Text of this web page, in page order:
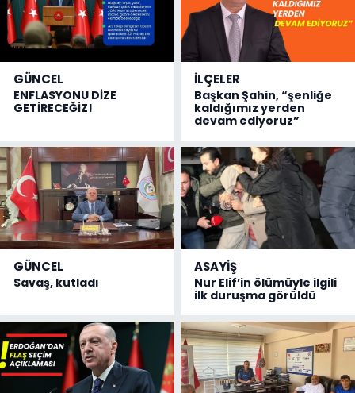
GÜNCEL
ENFLASYONU DİZE
GETİRECEĞİZ!
İLÇELER
Başkan Şahin, “şenliğe
kaldığımız yerden
devam ediyoruz”
GÜNCEL
Savaş, kutladı
ASAYİŞ
Nur Elif’in ölümüyle ilgili
ilk duruşma görüldü